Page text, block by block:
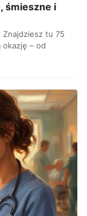
śmieszne i
tu 75
– od